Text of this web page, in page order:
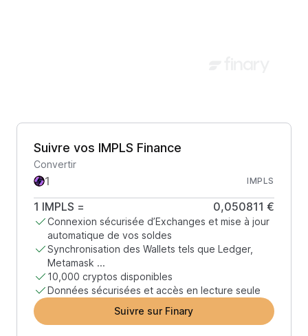
Suivre vos IMPLS Finance
Convertir
IMPLS
1 IMPLS = 0,050811 €
Connexion sécurisée d’Exchanges et mise à jour
automatique de vos soldes
Synchronisation des Wallets tels que Ledger,
Metamask ...
10,000 cryptos disponibles
Données sécurisées et accès en lecture seule
Suivre sur Finary